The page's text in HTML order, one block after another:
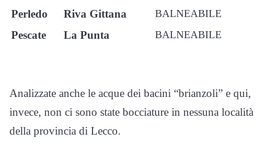
Perledo Riva Gittana BALNEABILE
Pescate La Punta BALNEABILE
Analizzate anche le acque dei bacini “brianzoli” e qui,
invece, non ci sono state bocciature in nessuna località
della provincia di Lecco.